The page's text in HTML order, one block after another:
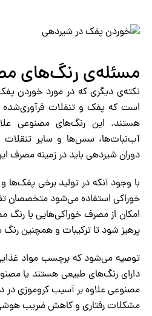
مسئله‌ی رنگ‌های
نکته‌ی دیگری که در مورد خوردن
است که پفک و تنقلات فرآوری‌شده
هستند. این رنگ‌های مصنوعی
آب‌نبات‌ها، سس‌ها و سایر تنقلات
دوران شیردهی باید در زمینه مصرف
با وجود آنکه در تولید برخی
خوراکی استفاده می‌شود متخصصان
امکان از مصرف خوراکی‌هایی با
پرهیز شود تا ترکیبات و همچنین رنگ
توصیه می‌شود که برچسب مواد غذایی
دارای رنگ‌های طبیعی هستند یا
مصنوعی علاوه بر آسیب کروموزی در
مشکلات رفتاری و کاهش ضریب